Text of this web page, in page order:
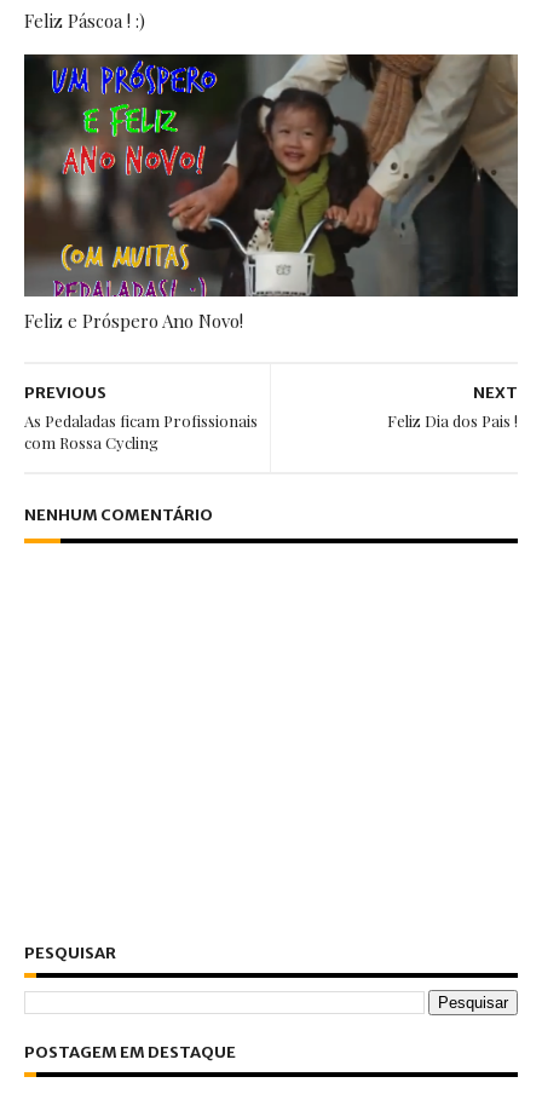
Feliz Páscoa ! :)
Feliz e Próspero Ano Novo!
NEXT
Feliz Dia dos Pais !
PREVIOUS
As Pedaladas ficam Profissionais
com Rossa Cycling
NENHUM COMENTÁRIO
PESQUISAR
POSTAGEM EM DESTAQUE